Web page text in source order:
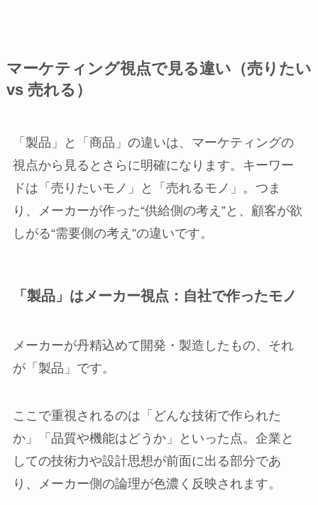
マーケティング視点で見る違い（売りたい
vs 売れる）
「製品」と「商品」の違いは、マーケティングの
視点から見るとさらに明確になります。キーワー
ドは「売りたいモノ」と「売れるモノ」。つま
り、メーカーが作った“供給側の考え”と、顧客が欲
しがる“需要側の考え”の違いです。
「製品」はメーカー視点：自社で作ったモノ
メーカーが丹精込めて開発・製造したもの、それ
が「製品」です。
ここで重視されるのは「どんな技術で作られた
か」「品質や機能はどうか」といった点。企業と
しての技術力や設計思想が前面に出る部分であ
り、メーカー側の論理が色濃く反映されます。